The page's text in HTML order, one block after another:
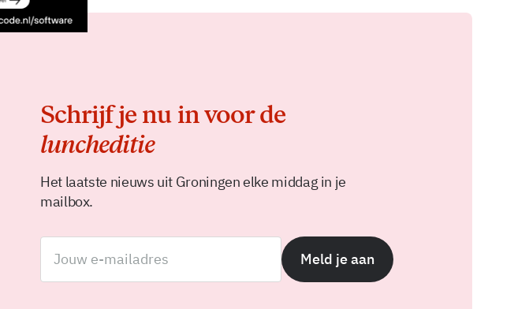
Schrijf je nu in voor de
luncheditie
Het laatste nieuws uit Groningen elke middag in je
mailbox.
Meld je aan